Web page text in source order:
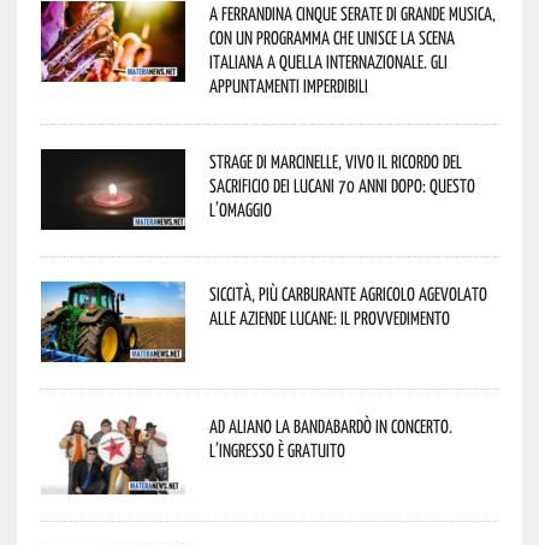
A Ferrandina cinque serate di grande musica,
con un programma che unisce la scena
italiana a quella internazionale. Gli
appuntamenti imperdibili
Strage di Marcinelle, vivo il ricordo del
sacrificio dei lucani 70 anni dopo: questo
l’omaggio
Siccità, più carburante agricolo agevolato
alle aziende lucane: il provvedimento
Ad Aliano la Bandabardò in concerto.
L’ingresso è gratuito